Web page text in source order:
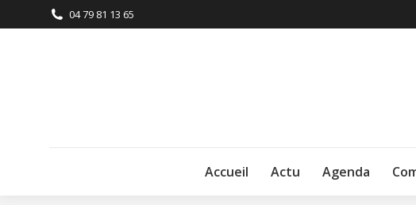
04 79 81 13 65
Accueil Actu Agenda